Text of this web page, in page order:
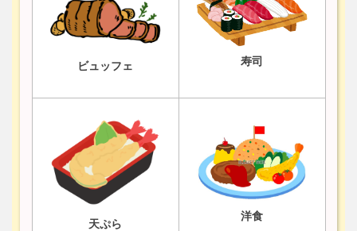
ビュッフェ 寿司
天ぷら
洋食